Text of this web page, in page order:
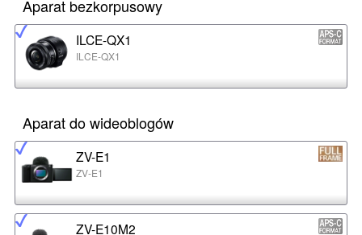
Aparat bezkorpusowy
ILCE-QX1
ILCE-QX1
Aparat do wideoblogów
ZV-E1
ZV-E1
ZV-E10M2